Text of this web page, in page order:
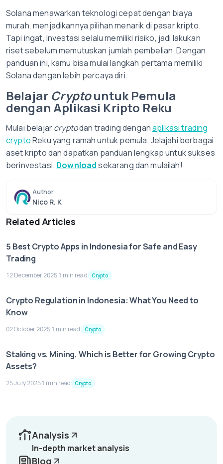
Solana menawarkan teknologi cepat dengan biaya
murah, menjadikannya pilihan menarik di pasar kripto.
Tapi ingat, investasi selalu memiliki risiko, jadi lakukan
riset sebelum memutuskan jumlah pembelian. Dengan
panduan ini, kamu bisa mulai langkah pertama memiliki
Solana dengan lebih percaya diri.
Belajar Cryptountuk Pemula
dengan Aplikasi Kripto Reku
Mulai belajarcryptodan trading denganaplikasi trading
cryptoReku yang ramah untuk pemula. Jelajahi berbagai
aset kripto dan dapatkan panduan lengkap untuk sukses
berinvestasi. Downloadsekarang dan mulailah!
Author
Nico R. K
Related Articles
5 Best Crypto Apps in Indonesia for Safe and Easy
Trading
12 December 2025 1 min read Crypto
Crypto Regulation in Indonesia: What You Need to
Know
02 October 2025 1 min read Crypto
Staking vs. Mining, Which is Better for Growing Crypto
Assets?
25 July 20251 min read Crypto
Analysis
In-depth market analysis
Blog